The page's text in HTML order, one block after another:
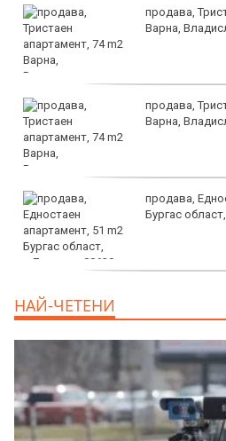
продава,
Варна,
продава,
Варна,
продава,
Бургас
EUR
НАЙ-ЧЕТЕНИ